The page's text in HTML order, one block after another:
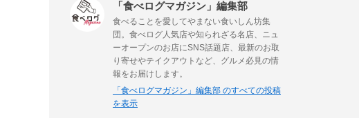
「食べログマガジン」編集部
食べることを愛してやまない食いしん坊集
団。食べログ人気店や知られざる名店、ニュ
ーオープンのお店にSNS話題店、最新のお取
り寄せやテイクアウトなど、グルメ必見の情
報をお届けします。
「食べログマガジン」編集部 のすべての投稿
を表示